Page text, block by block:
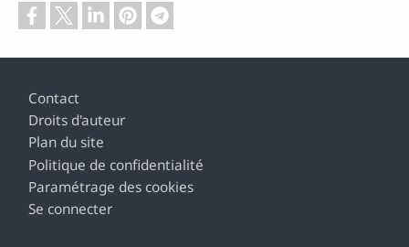
Pied de page
Contact
Droits d'auteur
Plan du site
Politique de confidentialité
Paramétrage des cookies
Se connecter